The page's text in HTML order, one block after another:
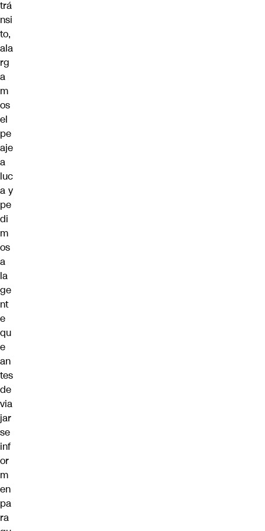
trá
nsi
to,
ala
rg
a
m
os
el
pe
aje
a
luc
a y
pe
di
m
os
a
la
ge
nt
e
qu
e
an
tes
de
via
jar
se
inf
or
m
en
pa
ra